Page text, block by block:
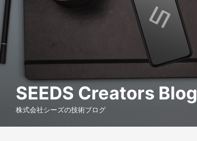
SEEDS Creators Blog
株式会社シーズの技術ブログ